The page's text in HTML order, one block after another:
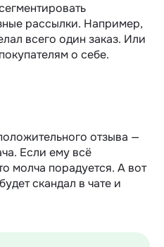
рассылки. Например,
всего один заказ. Или
о себе.
отзыва —
Если ему всё
молча порадуется. А вот
скандал в чате и